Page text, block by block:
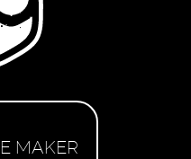
MAKER